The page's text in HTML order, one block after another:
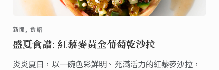
新聞, 食譜
盛夏食譜: 紅藜麥黃金葡萄乾沙拉
炎炎夏日，以一碗色彩鮮明、充滿活力的紅藜麥沙拉，